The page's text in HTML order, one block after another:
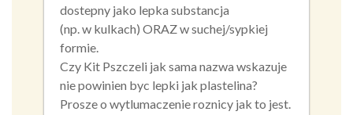
dostepny jako lepka substancja
(np. w kulkach) ORAZ w suchej/sypkiej
formie.
Czy Kit Pszczeli jak sama nazwa wskazuje
nie powinien byc lepki jak plastelina?
Prosze o wytlumaczenie roznicy jak to jest.